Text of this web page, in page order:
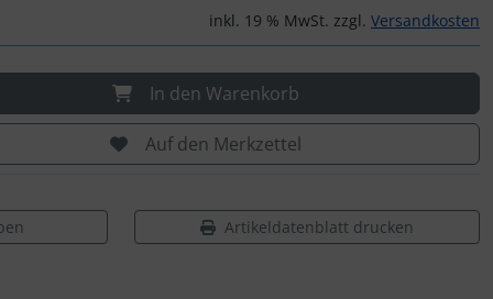
inkl. 19 % MwSt. zzgl. Versandkosten
In den Warenkorb
Auf den Merkzettel
Artikeldatenblatt drucken